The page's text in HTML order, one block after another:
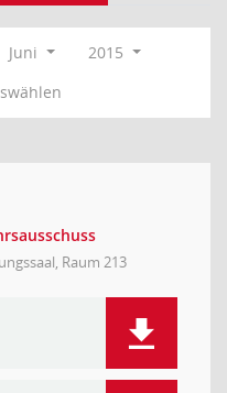
Juni
2015
Raum 213